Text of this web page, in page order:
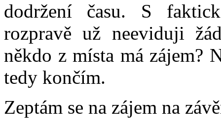
dodržení času. S
rozpravě už neeviduji
někdo z místa má zájem?
tedy končím.
Zeptám se na zájem na